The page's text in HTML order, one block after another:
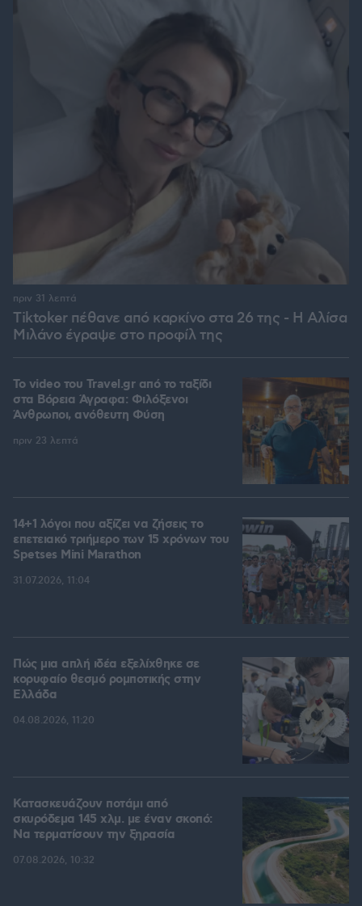
Tiktoker πέθανε από καρκίνο στα 26 της - Η Αλίσα
Μιλάνο έγραψε στο προφίλ της
πριν 31 λεπτά
To video του Travel.gr από το ταξίδι
στα Βόρεια Άγραφα: Φιλόξενοι
Άνθρωποι, ανόθευτη Φύση
πριν 23 λεπτά
14+1 λόγοι που αξίζει να ζήσεις το
επετειακό τριήμερο των 15 χρόνων του
Spetses Mini Marathon
31.07.2026, 11:04
Πώς μια απλή ιδέα εξελίχθηκε σε
κορυφαίο θεσμό ρομποτικής στην
Ελλάδα
04.08.2026, 11:20
Κατασκευάζουν ποτάμι από
σκυρόδεμα 145 χλμ. με έναν σκοπό:
Να τερματίσουν την ξηρασία
07.08.2026, 10:32